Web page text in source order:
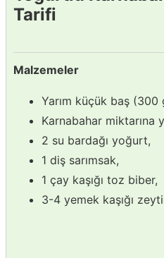
Tarifi
Malzemeler
Yarım küçük baş (300
Karnabahar miktarına
2 su bardağı yoğurt,
1 diş sarımsak,
1 çay kaşığı toz biber,
3-4 yemek kaşığı